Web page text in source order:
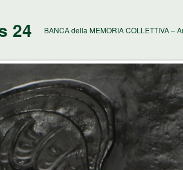
24 BANCA della MEMORIA COLLETTIVA –